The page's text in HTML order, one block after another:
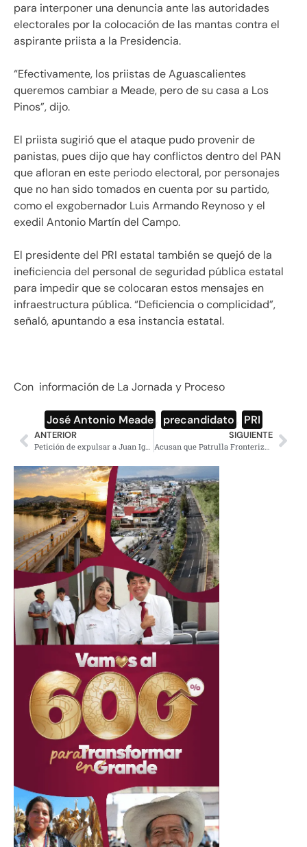
para interponer una denuncia ante las autoridades
electorales por la colocación de las mantas contra el
aspirante priista a la Presidencia.
“Efectivamente, los priistas de Aguascalientes
queremos cambiar a Meade, pero de su casa a Los
Pinos”, dijo.
El priista sugirió que el ataque pudo provenir de
panistas, pues dijo que hay conflictos dentro del PAN
que afloran en este periodo electoral, por personajes
que no han sido tomados en cuenta por su partido,
como el exgobernador Luis Armando Reynoso y el
exedil Antonio Martín del Campo.
El presidente del PRI estatal también se quejó de la
ineficiencia del personal de seguridad pública estatal
para impedir que se colocaran estos mensajes en
infraestructura pública. “Deficiencia o complicidad”,
señaló, apuntando a esa instancia estatal.
Con información de La Jornada y Proceso
José Antonio Meade precandidato PRI
ANTERIOR
Petición de expulsar a Juan Ignacio Zavala ‘por pendejo’, supera a la de sacar a Ackerman
SIGUIENTE
Acusan que Patrulla Fronteriza destruye víveres para migrantes (VIDEO)